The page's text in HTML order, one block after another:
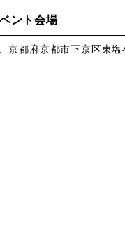
ント会場
京都府京都市下京区東